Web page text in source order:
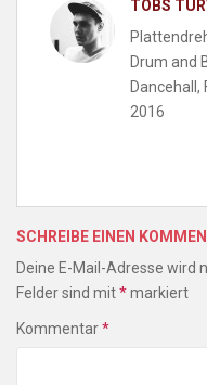
TOBS
Drum and
Dancehall,
2016
SCHREIBE EINEN
Deine E-Mail-Adresse wird
Felder sind mit*markiert
Kommentar*